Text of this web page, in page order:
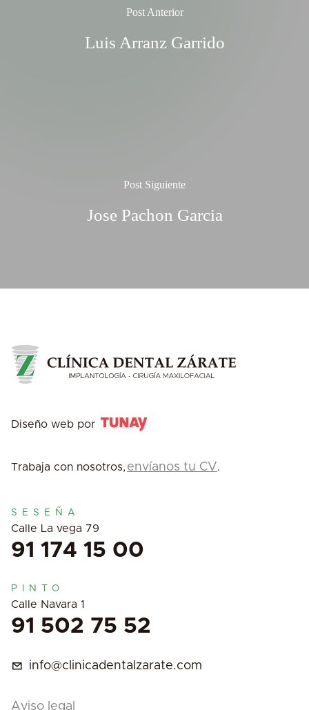
Post Anterior
Luis Arranz Garrido
Post Siguiente
Jose Pachon Garcia
Diseño web por
Trabaja con nosotros, envíanos tu CV.
SESEÑA
Calle La vega 79
91 174 15 00
PINTO
Calle Navara 1
91 502 75 52
info@clinicadentalzarate.com
Aviso legal